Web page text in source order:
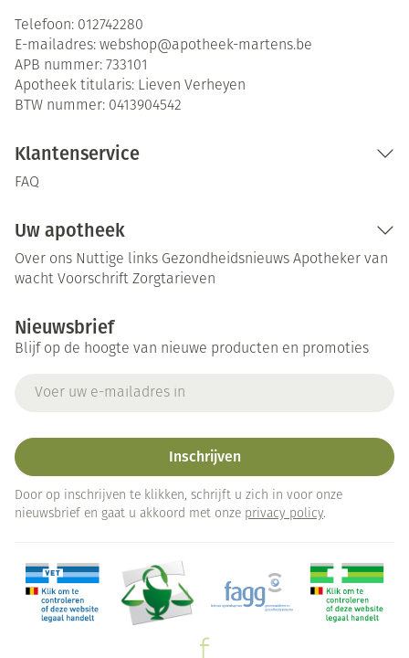
Telefoon: 012742280
E-mailadres: webshop@apotheek-martens.be
APB nummer: 733101
Apotheek titularis: Lieven Verheyen
BTW nummer: 0413904542
Klantenservice
FAQ
Uw apotheek
Over ons Nuttige links Gezondheidsnieuws Apotheker van
wacht Voorschrift Zorgtarieven
Nieuwsbrief
Blijf op de hoogte van nieuwe producten en promoties
Inschrijven
Door op inschrijven te klikken, schrijft u zich in voor onze
nieuwsbrief en gaat u akkoord met onze privacy policy.